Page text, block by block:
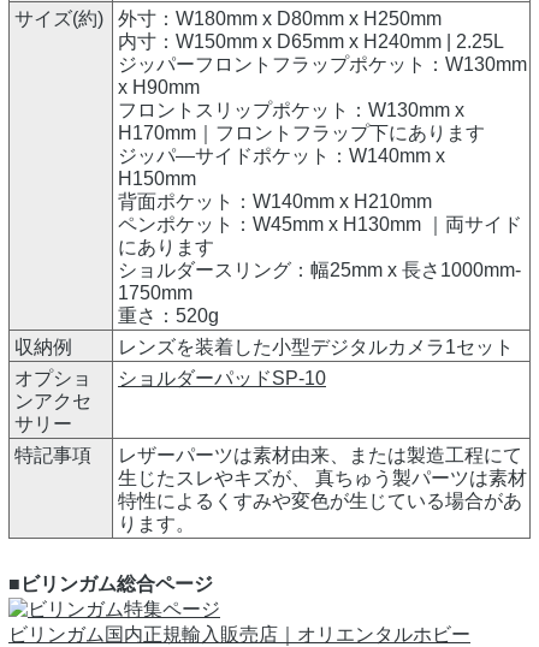
サイズ(約)
外寸：W180mm x D80mm x H250mm
内寸：W150mm x D65mm x H240mm | 2.25L
ジッパーフロントフラップポケット：W130mm
x H90mm
フロントスリップポケット：W130mm x
H170mm｜フロントフラップ下にあります
ジッパ―サイドポケット：W140mm x
H150mm
背面ポケット：W140mm x H210mm
ペンポケット：W45mm x H130mm ｜両サイド
にあります
ショルダースリング：幅25mm x 長さ1000mm-
1750mm
重さ：520g
収納例
レンズを装着した小型デジタルカメラ1セット
オプショ
ンアクセ
サリー
ショルダーパッドSP-10
特記事項
レザーパーツは素材由来、または製造工程にて
生じたスレやキズが、 真ちゅう製パーツは素材
特性によるくすみや変色が生じている場合があ
ります。
■ビリンガム総合ページ
ビリンガム国内正規輸入販売店｜オリエンタルホビー